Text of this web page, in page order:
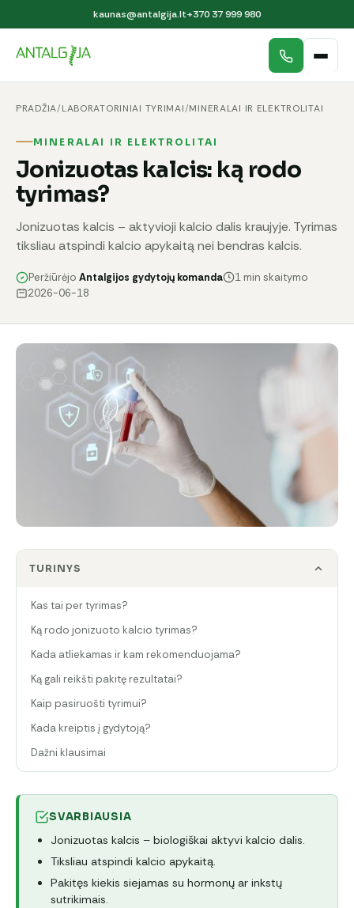
kaunas@antalgija.lt+370 37 999 980
PRADŽIA/LABORATORINIAI TYRIMAI/MINERALAI IR ELEKTROLITAI
MINERALAI IR ELEKTROLITAI
Jonizuotas kalcis: ką rodo
tyrimas?
Jonizuotas kalcis – aktyvioji kalcio dalis kraujyje. Tyrimas
tiksliau atspindi kalcio apykaitą nei bendras kalcis.
Peržiūrėjo Antalgijos gydytojų komanda
1 min skaitymo
2026-06-18
TURINYS
Kas tai per tyrimas?
Ką rodo jonizuoto kalcio tyrimas?
Kada atliekamas ir kam rekomenduojama?
Ką gali reikšti pakitę rezultatai?
Kaip pasiruošti tyrimui?
Kada kreiptis į gydytoją?
Dažni klausimai
SVARBIAUSIA
Jonizuotas kalcis – biologiškai aktyvi kalcio dalis.
Tiksliau atspindi kalcio apykaitą.
Pakitęs kiekis siejamas su hormonų ar inkstų
sutrikimais.